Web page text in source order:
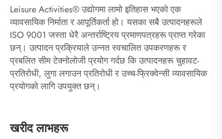
Leisure Activities® उद्योगमा लामो इतिहास भएको एक
व्यावसायिक निर्माता र आपूर्तिकर्ता हो। यसका सबै उत्पादनहरूले
ISO 9001 जस्ता धेरै अन्तर्राष्ट्रिय प्रमाणपत्रहरू प्राप्त गरेका
छन्। उत्पादन प्रक्रियाले उन्नत स्वचालित उपकरणहरू र
प्रबलित सीम टेक्नोलोजी प्रयोग गर्दछ कि उत्पादनहरू चुहावट-
प्रतिरोधी, लुगा लगाउन प्रतिरोधी र उच्च-फ्रिक्वेन्सी व्यावसायिक
प्रयोगको लागि उपयुक्त छन्।
खरीद लाभहरू